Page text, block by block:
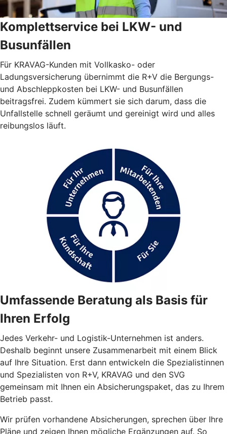
Komplettservice bei LKW- und
Busunfällen
Für KRAVAG-Kunden mit Vollkasko- oder
Ladungsversicherung übernimmt die R+V die Bergungs-
und Abschleppkosten bei LKW- und Busunfällen
beitragsfrei. Zudem kümmert sie sich darum, dass die
Unfallstelle schnell geräumt und gereinigt wird und alles
reibungslos läuft.
Umfassende Beratung als Basis für
Ihren Erfolg
Jedes Verkehr- und Logistik-Unternehmen ist anders.
Deshalb beginnt unsere Zusammenarbeit mit einem Blick
auf Ihre Situation. Erst dann entwickeln die Spezialistinnen
und Spezialisten von R+V, KRAVAG und den SVG
gemeinsam mit Ihnen ein Absicherungspaket, das zu Ihrem
Betrieb passt.
Wir prüfen vorhandene Absicherungen, sprechen über Ihre
Pläne und zeigen Ihnen mögliche Ergänzungen auf. So